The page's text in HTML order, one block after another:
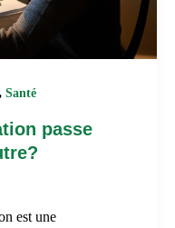
Santé
passe
est une